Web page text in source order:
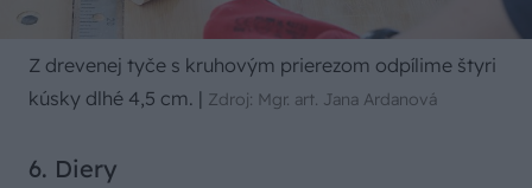
Z drevenej tyče s kruhovým prierezom odpílime štyri
kúsky dlhé 4,5 cm. | Zdroj: Mgr. art. Jana Ardanová
6. Diery